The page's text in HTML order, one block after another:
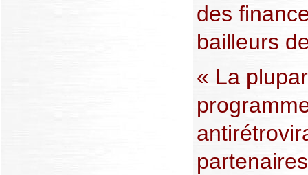
des
bailleurs
« La